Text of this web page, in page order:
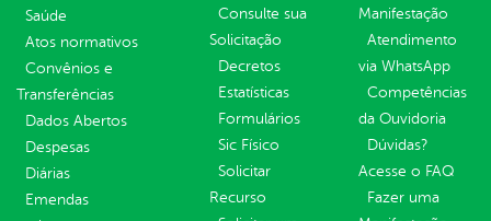
Saúde
Atos normativos
Convênios e
Transferências
Dados Abertos
Despesas
Diárias
Emendas
Consulte sua
Solicitação
Decretos
Estatísticas
Formulários
Sic Físico
Solicitar
Recurso
Manifestação
Atendimento
via WhatsApp
Competências
da Ouvidoria
Dúvidas?
Acesse o FAQ
Fazer uma